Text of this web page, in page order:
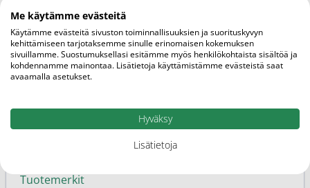
Perhe
Vapaakaupan tuote
Ominaisuudet
Kotimainen
Eteeriset öljyt
Koti
Vitamiiniviikon tarjoukset
Tuotemerkit
Me käytämme evästeitä
Käytämme evästeitä sivuston toiminnallisuuksien ja suorituskyvyn
kehittämiseen tarjotaksemme sinulle erinomaisen kokemuksen
sivuillamme. Suostumuksellasi esitämme myös henkilökohtaista sisältöä ja
kohdennamme mainontaa. Lisätietoja käyttämistämme evästeistä saat
avaamalla asetukset.
Hyväksy
Lisätietoja